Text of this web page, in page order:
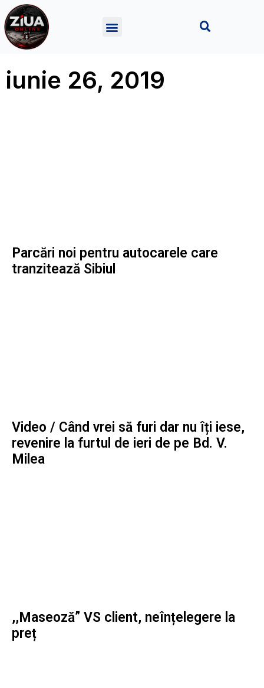
iunie 26, 2019
Parcări noi pentru autocarele care
tranzitează Sibiul
Video / Când vrei să furi dar nu îți iese,
revenire la furtul de ieri de pe Bd. V.
Milea
,,Maseoză” VS client, neînțelegere la
preț